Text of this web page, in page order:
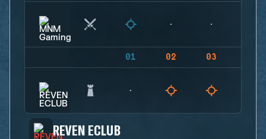
01 02 03
REVEN ECLUB